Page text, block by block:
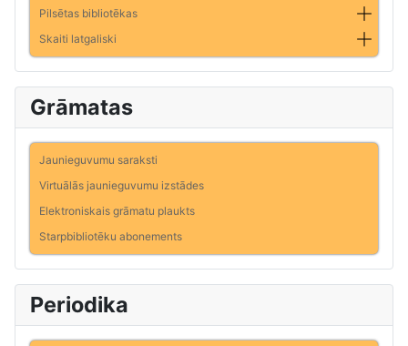
Pilsētas bibliotēkas
Skaiti latgaliski
Grāmatas
Jaunieguvumu saraksti
Virtuālās jaunieguvumu izstādes
Elektroniskais grāmatu plaukts
Starpbibliotēku abonements
Periodika